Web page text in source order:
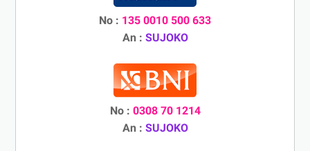
No : 135 0010 500 633
An : SUJOKO
No : 0308 70 1214
An : SUJOKO